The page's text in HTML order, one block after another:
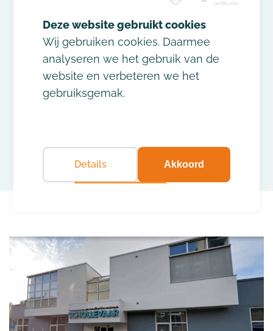
Praktijken in
Capelle aan den
IJssel
Wij gebruiken cookies. Daarmee
analyseren we het gebruik van de
website en verbeteren we het
gebruiksgemak.
Details Akkoord